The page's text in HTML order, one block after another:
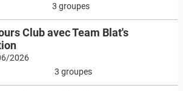
3 groupes
Club avec Team Blat's
2026
3 groupes